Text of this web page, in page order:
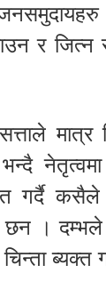
र जित्न
मात्र
भन्दै
गर्दै कसैले
छन । दम्भले